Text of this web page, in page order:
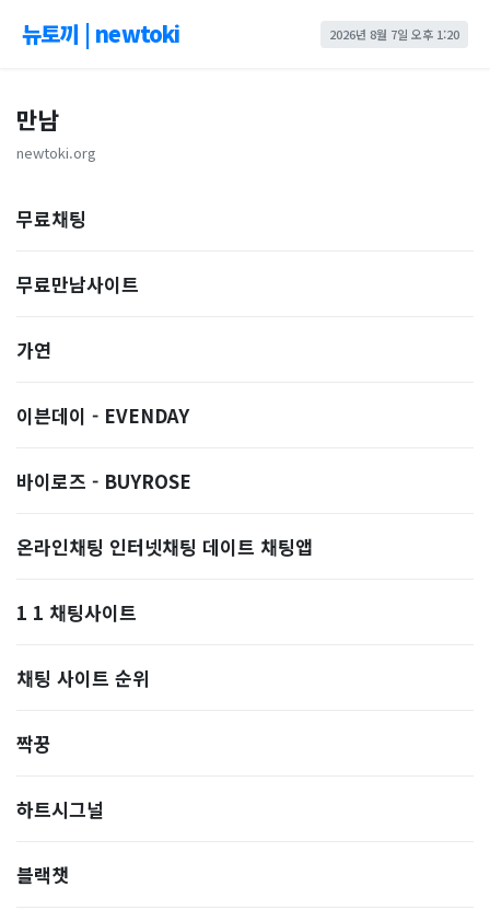
뉴토끼 | newtoki 2026년 8월 7일 오후 1:20
만남
newtoki.org
무료채팅
무료만남사이트
가연
이븐데이 - EVENDAY
바이로즈 - BUYROSE
온라인채팅 인터넷채팅 데이트 채팅앱
1 1 채팅사이트
채팅 사이트 순위
짝꿍
하트시그널
블랙챗